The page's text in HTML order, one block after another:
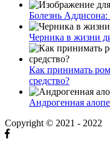
Болезнь
Черника в жизни
Как принимать
средство?
Андрогенная
Copyright © 2021 - 2022